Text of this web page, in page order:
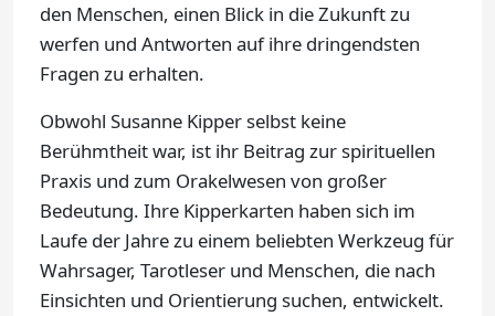
den Menschen, einen Blick in die Zukunft zu
werfen und Antworten auf ihre dringendsten
Fragen zu erhalten.
Obwohl Susanne Kipper selbst keine
Berühmtheit war, ist ihr Beitrag zur spirituellen
Praxis und zum Orakelwesen von großer
Bedeutung. Ihre Kipperkarten haben sich im
Laufe der Jahre zu einem beliebten Werkzeug für
Wahrsager, Tarotleser und Menschen, die nach
Einsichten und Orientierung suchen, entwickelt.